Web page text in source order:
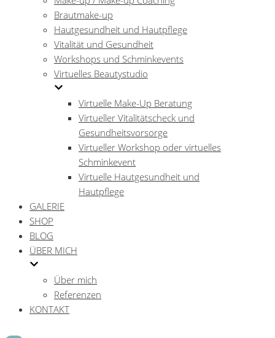
Brautmake-up
Hautgesundheit und Hautpflege
Vitalität und Gesundheit
Workshops und Schminkevents
Virtuelles Beautystudio
Virtuelle Make-Up Beratung
Virtueller Vitalitätscheck und
Gesundheitsvorsorge
Virtueller Workshop oder virtuelles
Schminkevent
Virtuelle Hautgesundheit und
Hautpflege
GALERIE
SHOP
BLOG
ÜBER MICH
Über mich
Referenzen
KONTAKT